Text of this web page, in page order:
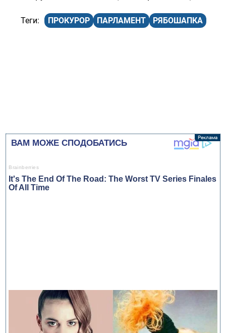
ПРОКУРОР ПАРЛАМЕНТ РЯБОШАПКА